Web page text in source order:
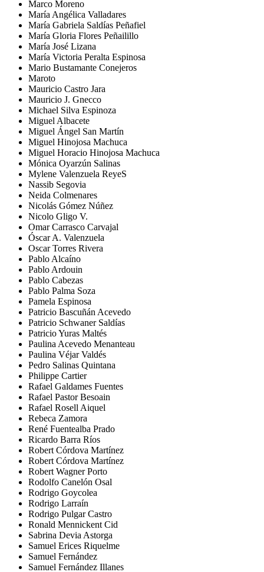
Marco Moreno
María Angélica Valladares
María Gabriela Saldías Peñafiel
María Gloria Flores Peñailillo
María José Lizana
María Victoria Peralta Espinosa
Mario Bustamante Conejeros
Maroto
Mauricio Castro Jara
Mauricio J. Gnecco
Michael Silva Espinoza
Miguel Albacete
Miguel Ángel San Martín
Miguel Hinojosa Machuca
Miguel Horacio Hinojosa Machuca
Mónica Oyarzún Salinas
Mylene Valenzuela ReyeS
Nassib Segovia
Neida Colmenares
Nicolás Gómez Núñez
Nicolo Gligo V.
Omar Carrasco Carvajal
Óscar A. Valenzuela
Oscar Torres Rivera
Pablo Alcaíno
Pablo Ardouin
Pablo Cabezas
Pablo Palma Soza
Pamela Espinosa
Patricio Bascuñán Acevedo
Patricio Schwaner Saldías
Patricio Yuras Maltés
Paulina Acevedo Menanteau
Paulina Véjar Valdés
Pedro Salinas Quintana
Philippe Cartier
Rafael Galdames Fuentes
Rafael Pastor Besoain
Rafael Rosell Aiquel
Rebeca Zamora
René Fuentealba Prado
Ricardo Barra Ríos
Robert Córdova Martínez
Robert Córdova Martínez
Robert Wagner Porto
Rodolfo Canelón Osal
Rodrigo Goycolea
Rodrigo Larraín
Rodrigo Pulgar Castro
Ronald Mennickent Cid
Sabrina Devia Astorga
Samuel Erices Riquelme
Samuel Fernández
Samuel Fernández Illanes